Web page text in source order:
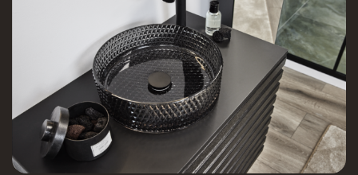
Gartnerivej 2, 7500 Holstebro,
Tvis Køkkener – Køge